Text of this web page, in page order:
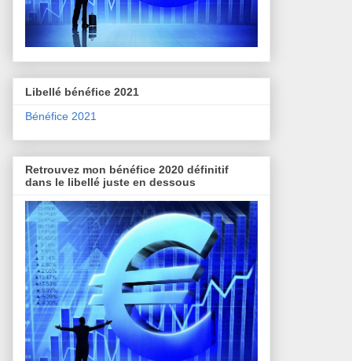
Libellé bénéfice 2021
Bénéfice 2021
Retrouvez mon bénéfice 2020 définitif
dans le libellé juste en dessous